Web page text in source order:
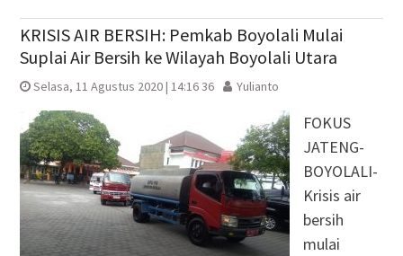
KRISIS AIR BERSIH: Pemkab Boyolali Mulai
Suplai Air Bersih ke Wilayah Boyolali Utara
Selasa, 11 Agustus 2020 | 14:16 36 Yulianto
FOKUS
JATENG-
BOYOLALI-
Krisis air
bersih
mulai